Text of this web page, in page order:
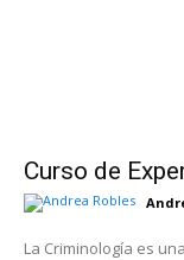
Curso de
La Criminología es